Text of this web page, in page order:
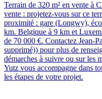
Terrain de 320 m² en vente à
vente : projetez-vous sur ce
proximité : gare (Longwy),
km. Belgique à 9 km et
de 70 000 €. Contactez Jean-
supprimé)) pour plus de
démarches à suivre ou sur les
Yutz vous accompagne dans
les étapes de votre projet.